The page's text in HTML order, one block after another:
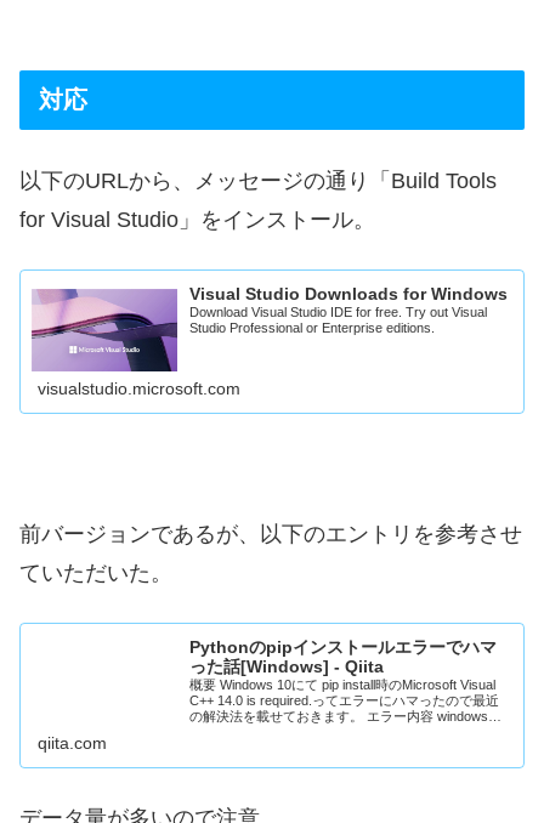
対応
以下のURLから、メッセージの通り「Build Tools
for Visual Studio」をインストール。
Visual Studio Downloads for Windows
Download Visual Studio IDE for free. Try out Visual
Studio Professional or Enterprise editions.
visualstudio.microsoft.com
前バージョンであるが、以下のエントリを参考させ
ていただいた。
Pythonのpipインストールエラーでハマ
った話[Windows] - Qiita
概要 Windows 10にて pip install時のMicrosoft Visual
C++ 14.0 is required.ってエラーにハマったので最近
の解決法を載せておきます。 エラー内容 windowsに
qiita.com